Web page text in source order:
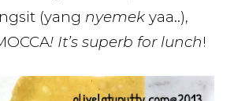
(yang nyemek yaa..),
! It’s superb for lunch!